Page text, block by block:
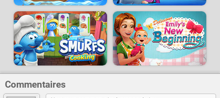
Commentaires